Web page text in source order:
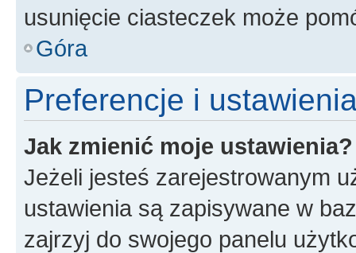
usunięcie ciasteczek może
Góra
Preferencje i
Jak zmienić moje ustawienia?
Jeżeli jesteś zarejestrowanym
ustawienia są zapisywane w
zajrzyj do swojego panelu